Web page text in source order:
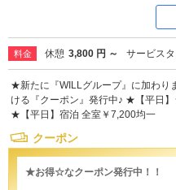
料金 休憩 3,800 円 ～ サービス
★新たに『WILLグループ』に加わり
ける『クーポン』発行中♪ ★【平日
★【平日】宿泊 全室￥7,200均一
クーポン
★お得☆なクーポン発行中！！